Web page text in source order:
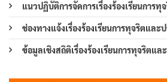
แนวปฏิบัติการจัดการเรื่องร้องเรียนการ
ช่องทางแจ้งเรื่องร้องเรียนการทุจริตแล
ข้อมูลเชิงสถิติเรื่องร้องเรียนการทุจริตแ